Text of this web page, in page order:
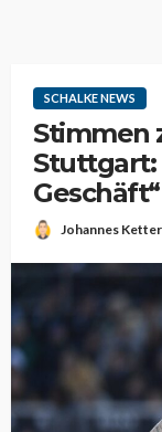
SCHALKE NEWS
Stimmen
Stuttgart:
Geschäft“
Johannes